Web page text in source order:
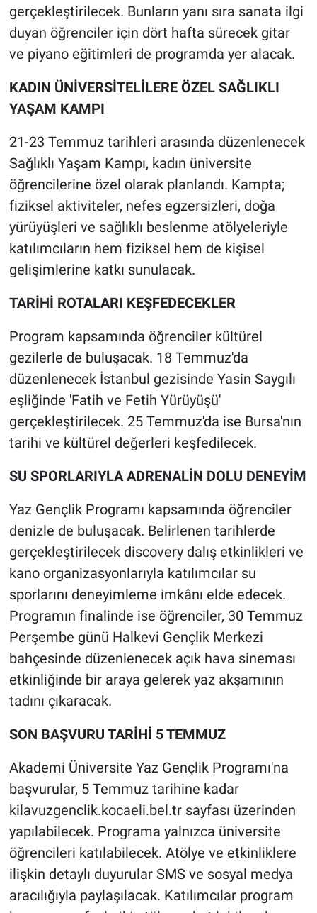
gerçekleştirilecek. Bunların yanı sıra sanata ilgi
duyan öğrenciler için dört hafta sürecek gitar
ve piyano eğitimleri de programda yer alacak.
KADIN ÜNİVERSİTELİLERE ÖZEL SAĞLIKLI
YAŞAM KAMPI
21-23 Temmuz tarihleri arasında düzenlenecek
Sağlıklı Yaşam Kampı, kadın üniversite
öğrencilerine özel olarak planlandı. Kampta;
fiziksel aktiviteler, nefes egzersizleri, doğa
yürüyüşleri ve sağlıklı beslenme atölyeleriyle
katılımcıların hem fiziksel hem de kişisel
gelişimlerine katkı sunulacak.
TARİHİ ROTALARI KEŞFEDECEKLER
Program kapsamında öğrenciler kültürel
gezilerle de buluşacak. 18 Temmuz'da
düzenlenecek İstanbul gezisinde Yasin Saygılı
eşliğinde 'Fatih ve Fetih Yürüyüşü'
gerçekleştirilecek. 25 Temmuz'da ise Bursa'nın
tarihi ve kültürel değerleri keşfedilecek.
SU SPORLARIYLA ADRENALİN DOLU DENEYİM
Yaz Gençlik Programı kapsamında öğrenciler
denizle de buluşacak. Belirlenen tarihlerde
gerçekleştirilecek discovery dalış etkinlikleri ve
kano organizasyonlarıyla katılımcılar su
sporlarını deneyimleme imkânı elde edecek.
Programın finalinde ise öğrenciler, 30 Temmuz
Perşembe günü Halkevi Gençlik Merkezi
bahçesinde düzenlenecek açık hava sineması
etkinliğinde bir araya gelerek yaz akşamının
tadını çıkaracak.
SON BAŞVURU TARİHİ 5 TEMMUZ
Akademi Üniversite Yaz Gençlik Programı'na
başvurular, 5 Temmuz tarihine kadar
kilavuzgenclik.kocaeli.bel.tr sayfası üzerinden
yapılabilecek. Programa yalnızca üniversite
öğrencileri katılabilecek. Atölye ve etkinliklere
ilişkin detaylı duyurular SMS ve sosyal medya
aracılığıyla paylaşılacak. Katılımcılar program